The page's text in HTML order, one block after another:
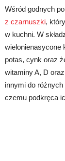
Wśród godnych
z czarnuszki,
w kuchni. W
wielonienasycone
potas, cynk oraz
witaminy A, D
innymi do
czemu podkręca